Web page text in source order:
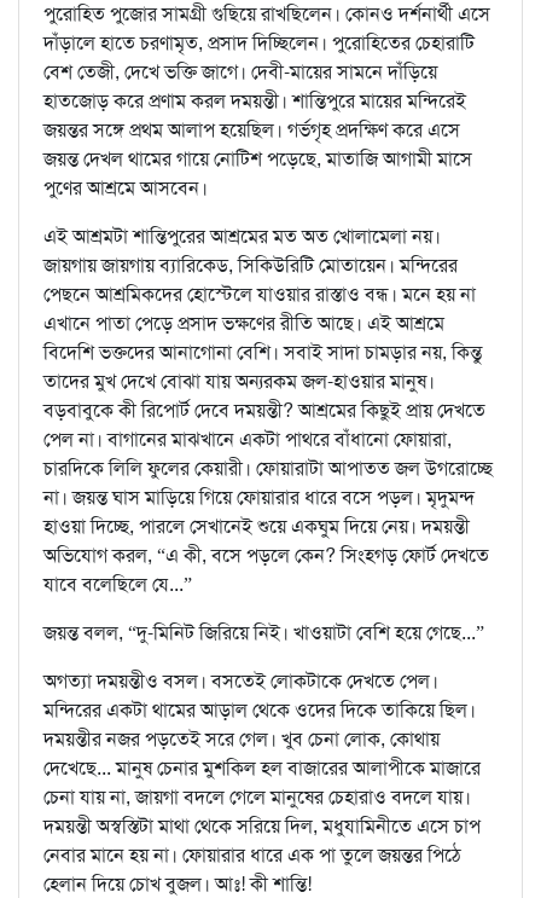
পুরোহিত পুজোর সামগ্রী গুছিয়ে রাখছিলেন। কোনও দর্শনার্থী এসে
দাঁড়ালে হাতে চরণামৃত, প্রসাদ দিচ্ছিলেন। পুরোহিতের চেহারাটি
বেশ তেজী, দেখে ভক্তি জাগে। দেবী-মায়ের সামনে দাঁড়িয়ে
হাতজোড় করে প্রণাম করল দময়ন্তী। শান্তিপুরে মায়ের মন্দিরেই
জয়ন্তর সঙ্গে প্রথম আলাপ হয়েছিল। গর্ভগৃহ প্রদক্ষিণ করে এসে
জয়ন্ত দেখল থামের গায়ে নোটিশ পড়েছে, মাতাজি আগামী মাসে
পুণের আশ্রমে আসবেন।
এই আশ্রমটা শান্তিপুরের আশ্রমের মত অত খোলামেলা নয়।
জায়গায় জায়গায় ব্যারিকেড, সিকিউরিটি মোতায়েন। মন্দিরের
পেছনে আশ্রমিকদের হোস্টেলে যাওয়ার রাস্তাও বন্ধ। মনে হয় না
এখানে পাতা পেড়ে প্রসাদ ভক্ষণের রীতি আছে। এই আশ্রমে
বিদেশি ভক্তদের আনাগোনা বেশি। সবাই সাদা চামড়ার নয়, কিন্তু
তাদের মুখ দেখে বোঝা যায় অন্যরকম জল-হাওয়ার মানুষ।
বড়বাবুকে কী রিপোর্ট দেবে দময়ন্তী? আশ্রমের কিছুই প্রায় দেখতে
পেল না। বাগানের মাঝখানে একটা পাথরে বাঁধানো ফোয়ারা,
চারদিকে লিলি ফুলের কেয়ারী। ফোয়ারাটা আপাতত জল উগরোচ্ছে
না। জয়ন্ত ঘাস মাড়িয়ে গিয়ে ফোয়ারার ধারে বসে পড়ল। মৃদুমন্দ
হাওয়া দিচ্ছে, পারলে সেখানেই শুয়ে একঘুম দিয়ে নেয়। দময়ন্তী
অভিযোগ করল, “এ কী, বসে পড়লে কেন? সিংহগড় ফোর্ট দেখতে
যাবে বলেছিলে যে...”
জয়ন্ত বলল, “দু-মিনিট জিরিয়ে নিই। খাওয়াটা বেশি হয়ে গেছে...”
অগত্যা দময়ন্তীও বসল। বসতেই লোকটাকে দেখতে পেল।
মন্দিরের একটা থামের আড়াল থেকে ওদের দিকে তাকিয়ে ছিল।
দময়ন্তীর নজর পড়তেই সরে গেল। খুব চেনা লোক, কোথায়
দেখেছে... মানুষ চেনার মুশকিল হল বাজারের আলাপীকে মাজারে
চেনা যায় না, জায়গা বদলে গেলে মানুষের চেহারাও বদলে যায়।
দময়ন্তী অস্বস্তিটা মাথা থেকে সরিয়ে দিল, মধুযামিনীতে এসে চাপ
নেবার মানে হয় না। ফোয়ারার ধারে এক পা তুলে জয়ন্তর পিঠে
হেলান দিয়ে চোখ বুজল। আঃ! কী শান্তি!